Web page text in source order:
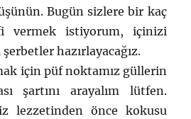
Bugün sizlere bir kaç
vermek istiyorum, içinizi
hazırlayacağız.
için püf noktamız güllerin
şartını arayalım lütfen.
lezzetinden önce kokusu